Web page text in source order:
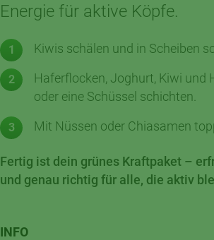
Energie für aktive Köpfe.
Kiwis schälen und in Scheiben
Haferflocken, Joghurt, Kiwi und
oder eine Schüssel schichten.
Mit Nüssen oder Chiasamen
Fertig ist dein grünes Kraftpaket –
und genau richtig für alle, die aktiv
INFO